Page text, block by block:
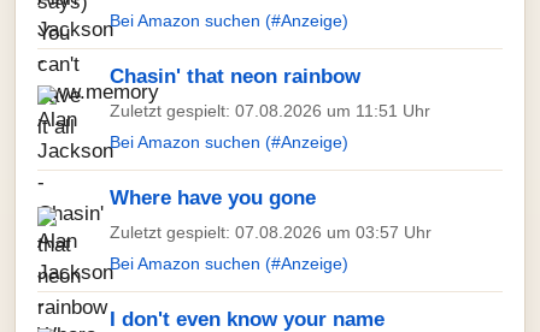
Bei Amazon suchen (#Anzeige)
Chasin' that neon rainbow
Zuletzt gespielt: 07.08.2026 um 11:51 Uhr
Bei Amazon suchen (#Anzeige)
Where have you gone
Zuletzt gespielt: 07.08.2026 um 03:57 Uhr
Bei Amazon suchen (#Anzeige)
I don't even know your name